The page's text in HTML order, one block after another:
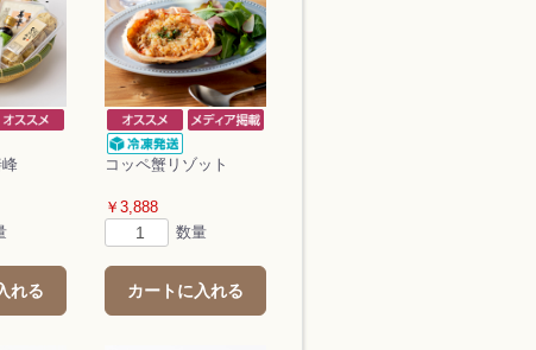
れる
コッペ蟹リゾット
￥3,888
数量
カートに入れる